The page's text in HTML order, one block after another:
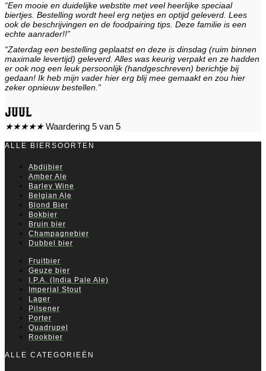
“Een mooie en duidelijke webstite met veel heerlijke speciaal
biertjes. Bestelling wordt heel erg netjes en optijd geleverd. Lees
ook de beschrijvingen en de foodpairing tips. Deze familie is een
echte aanrader!!”
“Zaterdag een bestelling geplaatst en deze is dinsdag (ruim binnen
maximale levertijd) geleverd. Alles was keurig verpakt en ze hadden
er ook nog een leuk persoonlijk (handgeschreven) berichtje bij
gedaan! Ik heb mijn vader hier erg blij mee gemaakt en zou hier
zeker opnieuw bestellen.”
Juul
★★★★★ Waardering 5 van 5
ALLE BIERSOORTEN
Abdijbier
Amber Ale
Barley Wine
Belgian Ale
Blond Bier
Bokbier
Bruin bier
Champagnebier
Dubbel bier
Fruitbier
Geuze bier
I.P.A. (India Pale Ale)
Imperial Stout
Lager
Pilsener
Porter
Quadrupel
Rookbier
ALLE CATEGORIEËN